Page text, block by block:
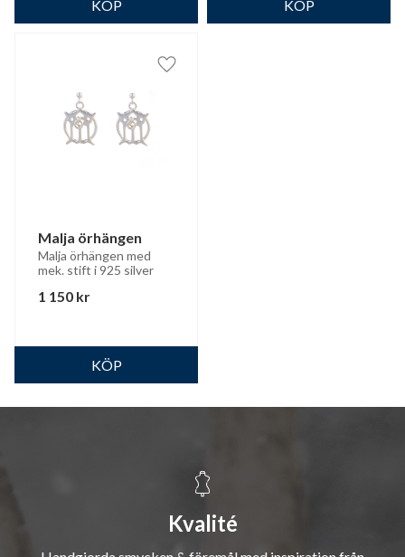
Malja örhängen
Malja örhängen med
mek. stift i 925 silver
1 150 kr
Lägg till i favoriter
Kvalité